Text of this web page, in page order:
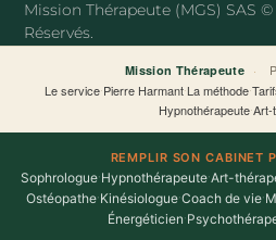
k
-
Mission Thérapeute (MGS) SAS
Réservés.
Mission Thérapeute ·
Le service·Pierre Harmant·La méthode·
Hypnothérapeute·Art-
REMPLIR SON CABINET
Sophrologue·Hypnothérapeute·Art-
Ostéopathe·Kinésiologue·Coach de vie·
Énergéticien·